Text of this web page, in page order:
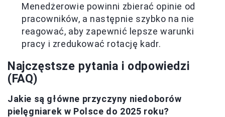
Menedżerowie powinni zbierać opinie od
pracowników, a następnie szybko na nie
reagować, aby zapewnić lepsze warunki
pracy i zredukować rotację kadr.
Najczęstsze pytania i odpowiedzi
(FAQ)
Jakie są główne przyczyny niedoborów
pielęgniarek w Polsce do 2025 roku?